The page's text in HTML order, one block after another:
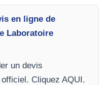
en ligne de
Laboratoire
un devis
Cliquez AQUI.